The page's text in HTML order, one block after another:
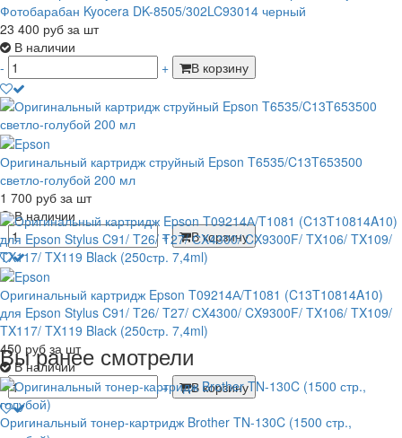
Фотобарабан Kyocera DK-8505/302LC93014 черный
23 400 руб за шт
В наличии
-
+ В корзину
Оригинальный картридж струйный Epson T6535/C13T653500
светло-голубой 200 мл
1 700 руб за шт
В наличии
-
+ В корзину
Оригинальный картридж Epson T09214А/T1081 (C13T10814A10)
для Epson Stylus C91/ T26/ T27/ СX4300/ CX9300F/ TX106/ TX109/
TX117/ TX119 Black (250стр. 7,4ml)
450 руб за шт
В наличии
-
+ В корзину
Вы ранее смотрели
Оригинальный тонер-картридж Brother TN-130C (1500 стр.,